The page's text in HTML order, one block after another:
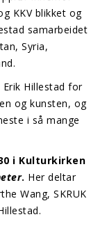
KKV blikket og
samarbeidet
Syria,
Hillestad for
og kunsten, og
i så mange
i Kulturkirken
. Her deltar
Wang, SKRUK